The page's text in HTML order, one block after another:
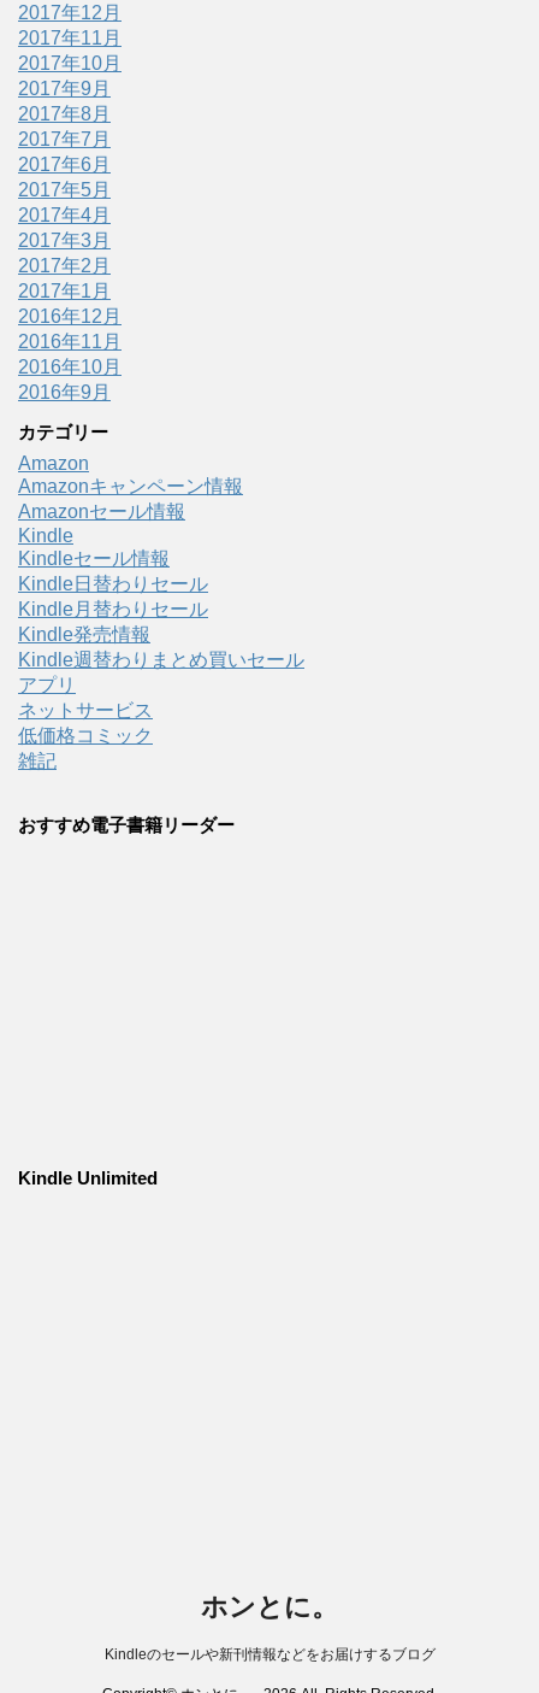
2017年12月
2017年11月
2017年10月
2017年9月
2017年8月
2017年7月
2017年6月
2017年5月
2017年4月
2017年3月
2017年2月
2017年1月
2016年12月
2016年11月
2016年10月
2016年9月
カテゴリー
Amazon
Amazonキャンペーン情報
Amazonセール情報
Kindle
Kindleセール情報
Kindle日替わりセール
Kindle月替わりセール
Kindle発売情報
Kindle週替わりまとめ買いセール
アプリ
ネットサービス
低価格コミック
雑記
おすすめ電子書籍リーダー
Kindle Unlimited
ホンとに。
Kindleのセールや新刊情報などをお届けするブログ